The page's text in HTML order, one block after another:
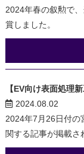
2024年春の叙勲で
賞しました。
【EV向け表面処理
2024.08.02
2024年7月26日付の
関する記事が掲載さ